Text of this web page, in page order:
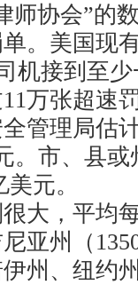
协会”的
。美国现
机接到至
万张超速
理局估
。市、县
元。
，平均每
亚州（
州、纽约